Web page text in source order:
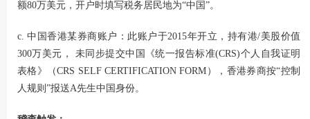
额80万美元，开户时填写税务居民地为“中国”。
c. 中国香港某券商账户：此账户于2015年开立，持有港/美股价值
300万美元， 未同步提交中国《统一报告标准(CRS)个人自我证明
表格》（CRS SELF CERTIFICATION FORM），香港券商按“控制
人规则”报送A先生中国身份。